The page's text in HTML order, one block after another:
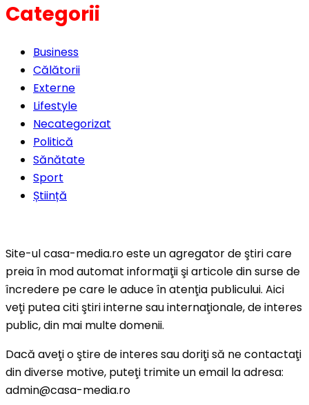
Categorii
Business
Călătorii
Externe
Lifestyle
Necategorizat
Politică
Sănătate
Sport
Știință
Site-ul casa-media.ro este un agregator de ştiri care
preia în mod automat informaţii şi articole din surse de
încredere pe care le aduce în atenţia publicului. Aici
veţi putea citi ştiri interne sau internaţionale, de interes
public, din mai multe domenii.
Dacă aveţi o ştire de interes sau doriţi să ne contactaţi
din diverse motive, puteţi trimite un email la adresa:
admin@casa-media.ro